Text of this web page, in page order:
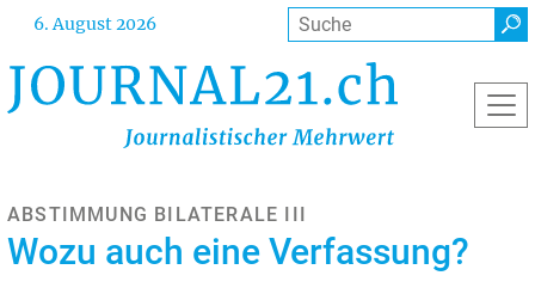
Direkt
Inhalt
6. August 2026 Suche
ABSTIMMUNG BILATERALE III
Wozu auch eine Verfassung?